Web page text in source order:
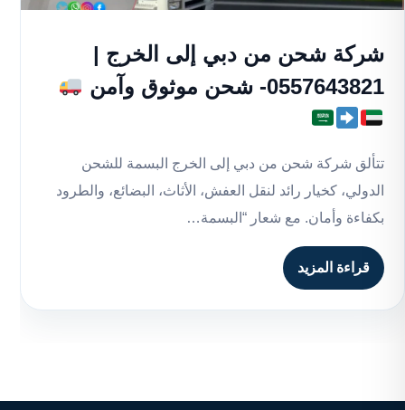
شركة شحن من دبي إلى الخرج |
0557643821- شحن موثوق وآمن
تتألق شركة شحن من دبي إلى الخرج البسمة للشحن
الدولي، كخيار رائد لنقل العفش، الأثاث، البضائع، والطرود
بكفاءة وأمان. مع شعار “البسمة…
قراءة المزيد